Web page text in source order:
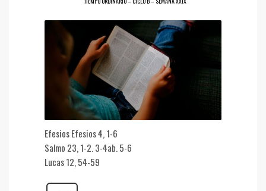
Efesios Efesios 4, 1-6
Salmo 23, 1-2. 3-4ab. 5-6
Lucas 12, 54-59